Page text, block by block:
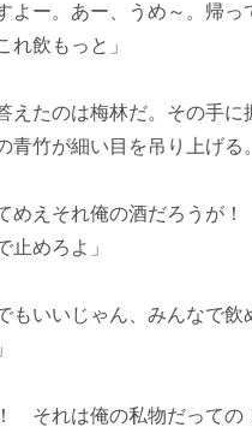
よー。あー、うめ～。帰っ
れ飲もっと」
えたのは梅林だ。その手に
青竹が細い目を吊り上げる。
めえそれ俺の酒だろうが
止めろよ」
もいいじゃん、みんなで飲
それは俺の私物だっての